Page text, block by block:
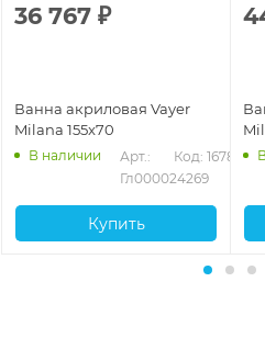
36 767 ₽
Ванна акриловая Vayer
Milana 155x70
В наличии
Арт.:
Гл000024269
Код: 16785
Купить